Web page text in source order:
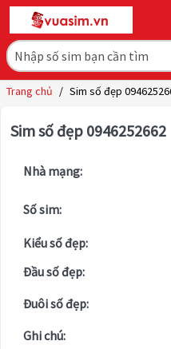
Trang chủ / Sim số đẹp
Sim số đẹp 0946252662
Nhà mạng:
Số sim:
Kiểu số đẹp:
Đầu số đẹp:
Đuôi số đẹp:
Ghi chú: